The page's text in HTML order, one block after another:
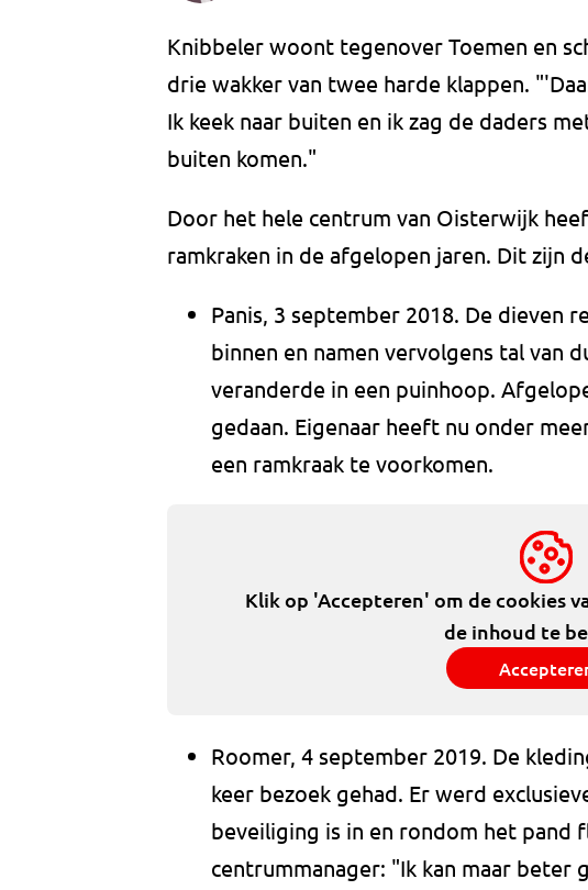
Knibbeler woont tegenover Toemen en
drie wakker van twee harde klappen.
Ik keek naar buiten en ik zag de daders
buiten komen."
Door het hele centrum van Oisterwijk
ramkraken in de afgelopen jaren. Dit zijn
Panis, 3 september 2018. De dieven
binnen en namen vervolgens tal van
veranderde in een puinhoop.
gedaan. Eigenaar heeft nu onder
een ramkraak te voorkomen.
Klik op 'Accepteren' om de cookies
de inhoud te
Roomer, 4 september 2019. De
keer bezoek gehad. Er werd
beveiliging is in en rondom het pand
centrummanager: "Ik kan maar beter